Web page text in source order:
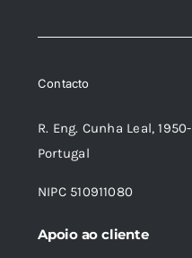
Contacto
R. Eng. Cunha Leal,
Portugal
NIPC 510911080
Apoio ao cliente